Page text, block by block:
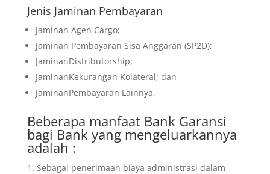
Jenis Jaminan Pembayaran
Jaminan Agen Cargo;
Jaminan Pembayaran Sisa Anggaran (SP2D);
JaminanDistributorship;
JaminanKekurangan Kolateral; dan
JaminanPembayaran Lainnya.
Beberapa manfaat Bank Garansi
bagi Bank yang mengeluarkannya
adalah :
Sebagai penerimaan biaya administrasi dalam